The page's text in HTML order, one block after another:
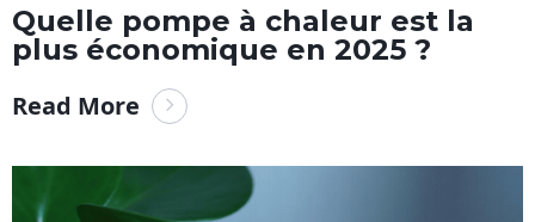
Quelle pompe à chaleur est la
plus économique en 2025 ?
Read More